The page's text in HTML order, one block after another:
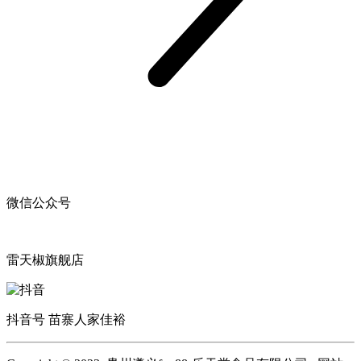
微信公众号
雷天椒旗舰店
抖音号 苗寨人家佳裕